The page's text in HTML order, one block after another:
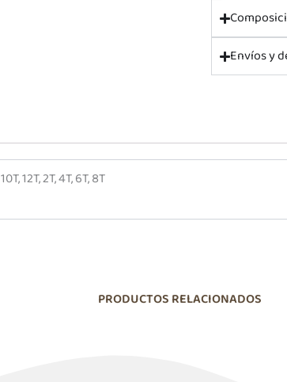
Envíos y
10T, 12T, 2T, 4T, 6T, 8T
PRODUCTOS RELACIONADOS